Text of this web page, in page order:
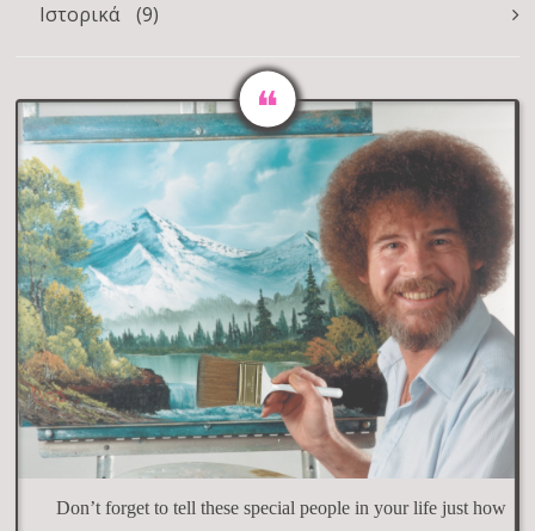
Ιστορικά (9)
Don’t forget to tell these special people in your life just how